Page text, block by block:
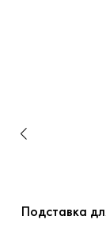
Подставка